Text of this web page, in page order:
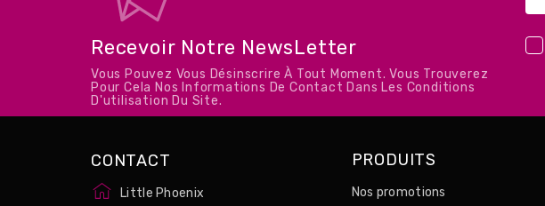
Recevoir Notre NewsLetter
Vous Pouvez Vous Désinscrire À Tout Moment. Vous Trouverez
Pour Cela Nos Informations De Contact Dans Les Conditions
D'utilisation Du Site.
CONTACT
Little Phoenix
PRODUITS
Nos promotions